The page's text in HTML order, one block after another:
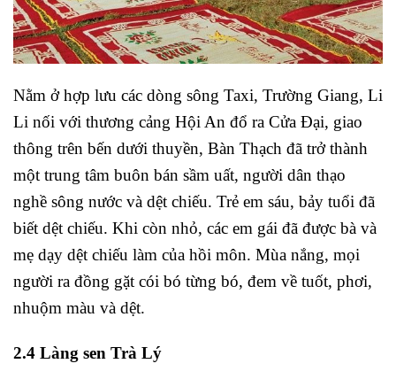
Nằm ở hợp lưu các dòng sông Taxi, Trường Giang, Li
Li nối với thương cảng Hội An đổ ra Cửa Đại, giao
thông trên bến dưới thuyền, Bàn Thạch đã trở thành
một trung tâm buôn bán sầm uất, người dân thạo
nghề sông nước và dệt chiếu. Trẻ em sáu, bảy tuổi đã
biết dệt chiếu. Khi còn nhỏ, các em gái đã được bà và
mẹ dạy dệt chiếu làm của hồi môn. Mùa nắng, mọi
người ra đồng gặt cói bó từng bó, đem về tuốt, phơi,
nhuộm màu và dệt.
2.4 Làng sen Trà Lý